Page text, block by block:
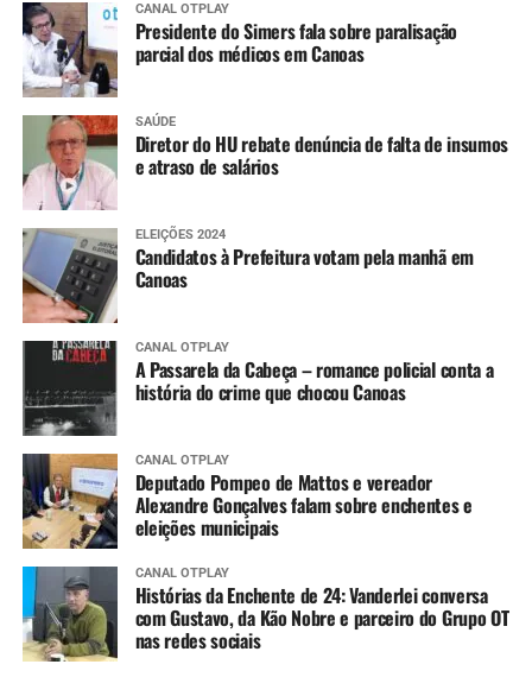
CANAL OTPLAY
Presidente do Simers fala sobre paralisação
parcial dos médicos em Canoas
SAÚDE
Diretor do HU rebate denúncia de falta de insumos
e atraso de salários
ELEIÇÕES 2024
Candidatos à Prefeitura votam pela manhã em
Canoas
CANAL OTPLAY
A Passarela da Cabeça – romance policial conta a
história do crime que chocou Canoas
CANAL OTPLAY
Deputado Pompeo de Mattos e vereador
Alexandre Gonçalves falam sobre enchentes e
eleições municipais
CANAL OTPLAY
Histórias da Enchente de 24: Vanderlei conversa
com Gustavo, da Kão Nobre e parceiro do Grupo OT
nas redes sociais